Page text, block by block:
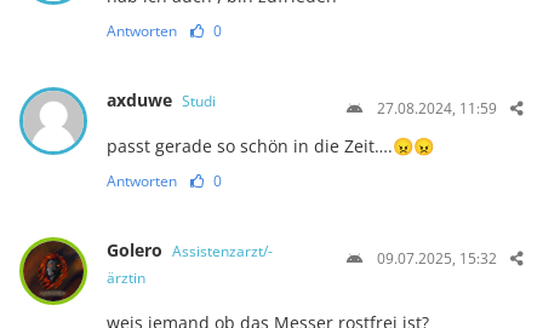
Antworten 0
axduwe Studi 27.08.2024, 11:59
passt gerade so schön in die Zeit….😠😠
Antworten 0
Golero Assistenzarzt/-
ärztin
09.07.2025, 15:32
weis jemand ob das Messer rostfrei ist?